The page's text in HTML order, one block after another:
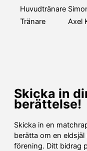
Huvudtränare
Tränare
Axel
Skicka in
berättelse!
Skicka in en
berätta om en eldsjäl
förening. Ditt bidrag